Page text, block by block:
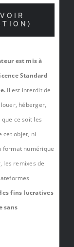
est mis à
Standard
Il est interdit de
héberger,
ce soit les
cet objet, ni
format numérique
les remixes de
fins lucratives
sans